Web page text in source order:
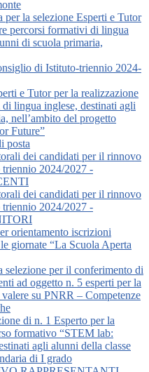
la selezione Esperti e Tutor
percorsi formativi di lingua
di scuola primaria,
di Istituto-triennio 2024-
e Tutor per la realizzazione
lingua inglese, destinati agli
nell’ambito del progetto
Future”
posta
dei candidati per il rinnovo
2024/2027 -
dei candidati per il rinnovo
2024/2027 -
orientamento iscrizioni
giornate “La Scuola Aperta
selezione per il conferimento di
ad oggetto n. 5 esperti per la
su PNRR – Competenze
di n. 1 Esperto per la
formativo “STEM lab:
agli alunni della classe
di I grado